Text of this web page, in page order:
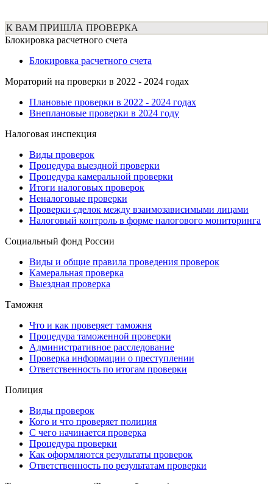
К ВАМ ПРИШЛА ПРОВЕРКА
Блокировка расчетного счета
Блокировка расчетного счета
Мораторий на проверки в 2022 - 2024 годах
Плановые проверки в 2022 - 2024 годах
Внеплановые проверки в 2024 году
Налоговая инспекция
Виды проверок
Процедура выездной проверки
Процедура камеральной проверки
Итоги налоговых проверок
Неналоговые проверки
Проверки сделок между взаимозависимыми лицами
Налоговый контроль в форме налогового мониторинга
Социальный фонд России
Виды и общие правила проведения проверок
Камеральная проверка
Выездная проверка
Таможня
Что и как проверяет таможня
Процедура таможенной проверки
Административное расследование
Проверка информации о преступлении
Ответственность по итогам проверки
Полиция
Виды проверок
Кого и что проверяет полиция
С чего начинается проверка
Процедура проверки
Как оформляются результаты проверок
Ответственность по результатам проверки